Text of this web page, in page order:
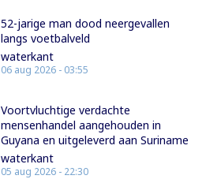
52-jarige man dood neergevallen
langs voetbalveld
waterkant
06 aug 2026 - 03:55
Voortvluchtige verdachte
mensenhandel aangehouden in
Guyana en uitgeleverd aan Suriname
waterkant
05 aug 2026 - 22:30